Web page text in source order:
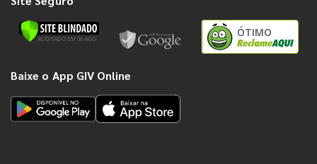
ÓTIMO
Baixe o App GIV Online